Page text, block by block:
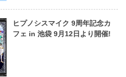
ヒプノシスマイク 9周年記念カ
フェ in 池袋 9月12日より開催!